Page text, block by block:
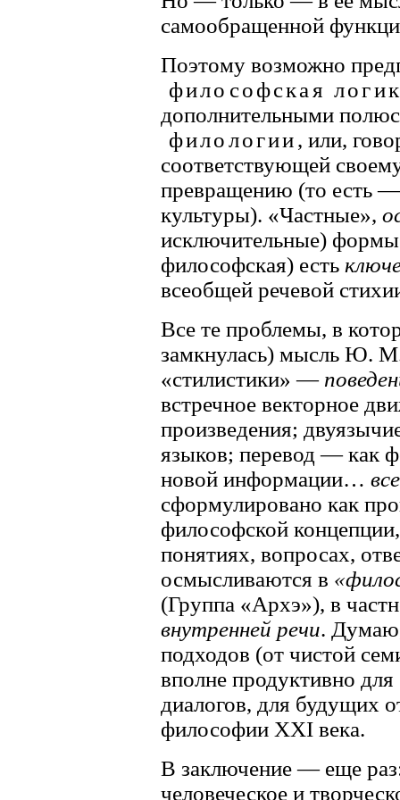
самообращенной
Поэтому возможно
философская
дополнительными
филологии, или,
соответствующей
превращению (то есть
культуры). «Частные»,
исключительные) формы
философская) есть
всеобщей речевой
Все те проблемы, в
замкнулась) мысль Ю.
«стилистики» —
встречное векторное
произведения;
языков; перевод — как
новой информации…
сформулировано как
философской
понятиях, вопросах,
осмысливаются в
(Группа «Архэ»), в
внутренней речи.
подходов (от чистой
вполне продуктивно
диалогов, для будущих
философии XXI века.
В заключение — еще
человеческое и